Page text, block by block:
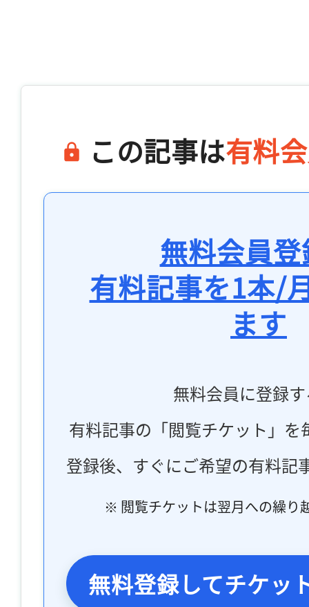
この記事は有料
無料会員
有料記事を1本/
ます
無料会員に登録
有料記事の「閲覧チケット」
登録後、すぐにご希望の有料記
※ 閲覧チケットは翌月への繰り
無料登録してチケッ